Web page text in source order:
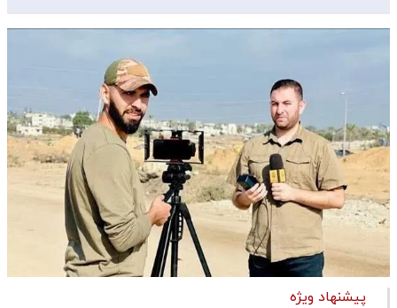
پیشنهاد ویژه